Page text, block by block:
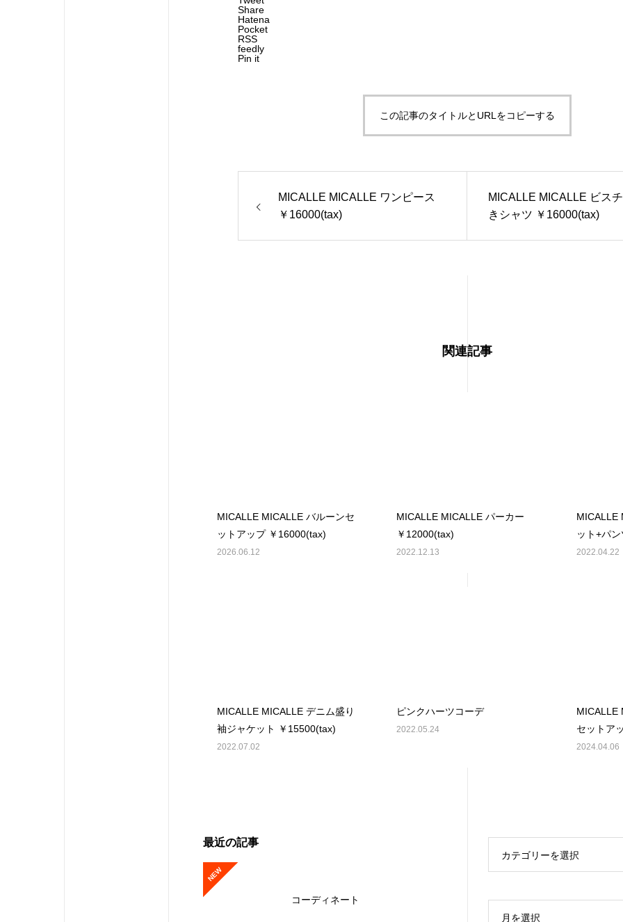
Share
Hatena
Pocket
RSS
feedly
Pin it
この記事のタイトルとURLをコピーする
MICALLE MICALLE ワンピース
￥16000(tax)
MICALLE MICALLE ビス
きシャツ ￥16000(tax)
関連記事
MICALLE MICALLE バルーンセ
ットアップ ￥16000(tax)
2026.06.12
MICALLE MICALLE パーカー
￥12000(tax)
2022.12.13
MICALLE
ット+パ
2022.04.22
MICALLE MICALLE デニム盛り
袖ジャケット ￥15500(tax)
2022.07.02
ピンクハーツコーデ
2022.05.24
MICALLE
セットア
2024.04.06
最近の記事
NEW
コーディネート
カテゴリーを選択
月を選択